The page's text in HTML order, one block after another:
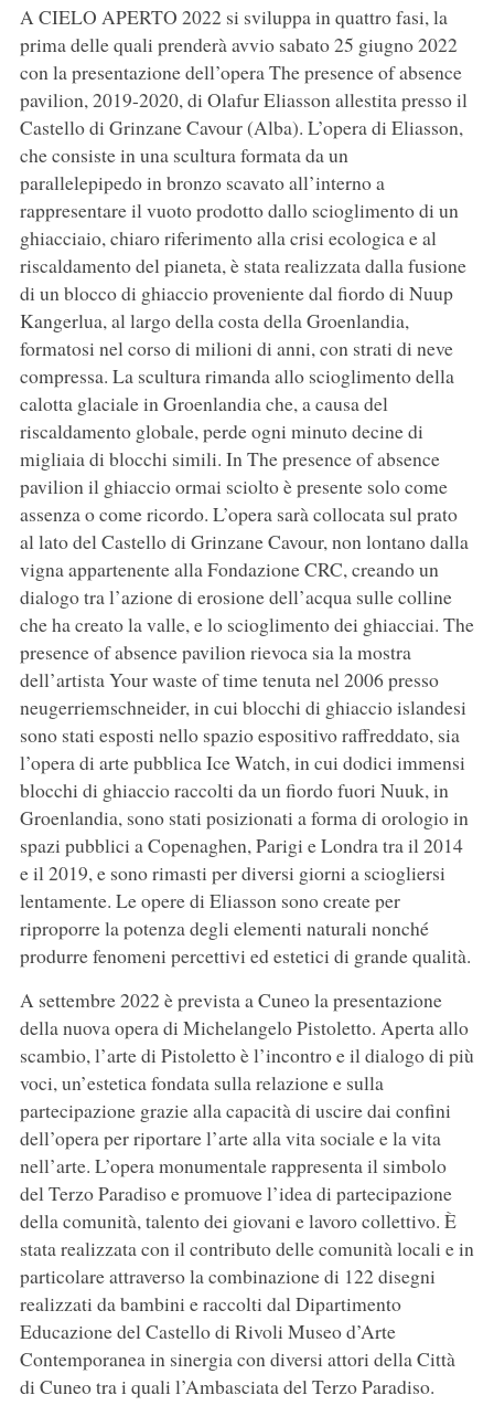
A CIELO APERTO 2022 si sviluppa in quattro fasi, la
prima delle quali prenderà avvio sabato 25 giugno 2022
con la presentazione dell’opera The presence of absence
pavilion, 2019-2020, di Olafur Eliasson allestita presso il
Castello di Grinzane Cavour (Alba). L’opera di Eliasson,
che consiste in una scultura formata da un
parallelepipedo in bronzo scavato all’interno a
rappresentare il vuoto prodotto dallo scioglimento di un
ghiacciaio, chiaro riferimento alla crisi ecologica e al
riscaldamento del pianeta, è stata realizzata dalla fusione
di un blocco di ghiaccio proveniente dal fiordo di Nuup
Kangerlua, al largo della costa della Groenlandia,
formatosi nel corso di milioni di anni, con strati di neve
compressa. La scultura rimanda allo scioglimento della
calotta glaciale in Groenlandia che, a causa del
riscaldamento globale, perde ogni minuto decine di
migliaia di blocchi simili. In The presence of absence
pavilion il ghiaccio ormai sciolto è presente solo come
assenza o come ricordo. L’opera sarà collocata sul prato
al lato del Castello di Grinzane Cavour, non lontano dalla
vigna appartenente alla Fondazione CRC, creando un
dialogo tra l’azione di erosione dell’acqua sulle colline
che ha creato la valle, e lo scioglimento dei ghiacciai. The
presence of absence pavilion rievoca sia la mostra
dell’artista Your waste of time tenuta nel 2006 presso
neugerriemschneider, in cui blocchi di ghiaccio islandesi
sono stati esposti nello spazio espositivo raffreddato, sia
l’opera di arte pubblica Ice Watch, in cui dodici immensi
blocchi di ghiaccio raccolti da un fiordo fuori Nuuk, in
Groenlandia, sono stati posizionati a forma di orologio in
spazi pubblici a Copenaghen, Parigi e Londra tra il 2014
e il 2019, e sono rimasti per diversi giorni a sciogliersi
lentamente. Le opere di Eliasson sono create per
riproporre la potenza degli elementi naturali nonché
produrre fenomeni percettivi ed estetici di grande qualità.
A settembre 2022 è prevista a Cuneo la presentazione
della nuova opera di Michelangelo Pistoletto. Aperta allo
scambio, l’arte di Pistoletto è l’incontro e il dialogo di più
voci, un’estetica fondata sulla relazione e sulla
partecipazione grazie alla capacità di uscire dai confini
dell’opera per riportare l’arte alla vita sociale e la vita
nell’arte. L’opera monumentale rappresenta il simbolo
del Terzo Paradiso e promuove l’idea di partecipazione
della comunità, talento dei giovani e lavoro collettivo. È
stata realizzata con il contributo delle comunità locali e in
particolare attraverso la combinazione di 122 disegni
realizzati da bambini e raccolti dal Dipartimento
Educazione del Castello di Rivoli Museo d’Arte
Contemporanea in sinergia con diversi attori della Città
di Cuneo tra i quali l’Ambasciata del Terzo Paradiso.